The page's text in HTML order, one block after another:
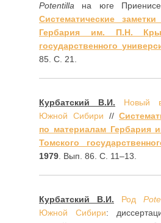
Potentilla на юге
Систематические
Гербария им. П.Н.
государственного
85. С. 21.
Курбатский В.И.
Новый
Южной Сибири //
по материалам Гербария
Томского
1979. Вып. 86. С. 11–13.
Курбатский В.И. Род
Южной Сибири: